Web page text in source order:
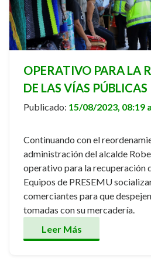
OPERATIVO PARA LA
DE LAS VÍAS PÚBLICAS
Publicado: 15/08/2023, 08:19
Continuando con el
administración del alcalde
operativo para la recuperación
Equipos de PRESEMU
comerciantes para que
tomadas con su mercadería.
Leer Más